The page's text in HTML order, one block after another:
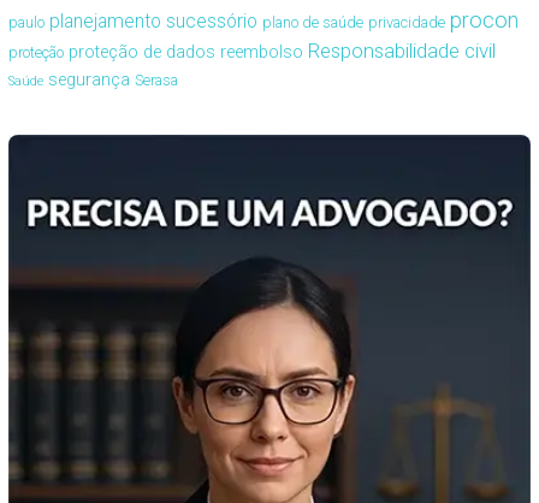
paulo planejamento sucessório plano de saúde privacidade procon
proteção proteção de dados reembolso Responsabilidade civil
Saúde segurança Serasa